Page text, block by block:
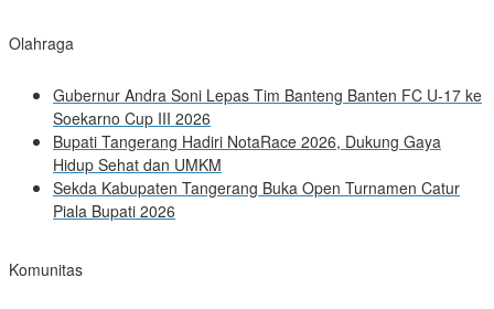
Olahraga
Gubernur Andra Soni Lepas Tim Banteng Banten FC U-17 ke
Soekarno Cup III 2026
Bupati Tangerang Hadiri NotaRace 2026, Dukung Gaya
Hidup Sehat dan UMKM
Sekda Kabupaten Tangerang Buka Open Turnamen Catur
Piala Bupati 2026
Komunitas